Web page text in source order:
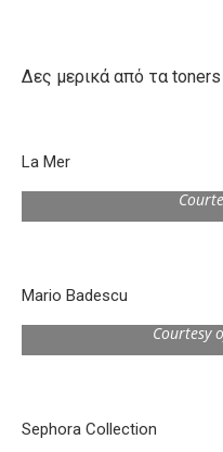
Δες μερικά από τα
La Mer
Mario Badescu
Courtesy
Sephora Collection